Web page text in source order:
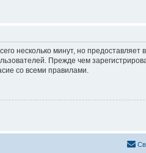
несколько минут, но
Прежде чем
со всеми правилами.